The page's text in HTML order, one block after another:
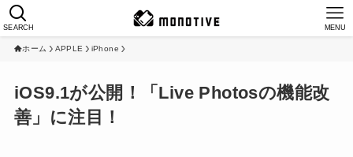
SEARCH MENU
ホーム APPLE iPhone
iOS9.1が公開！「Live Photosの機能改
善」に注目！